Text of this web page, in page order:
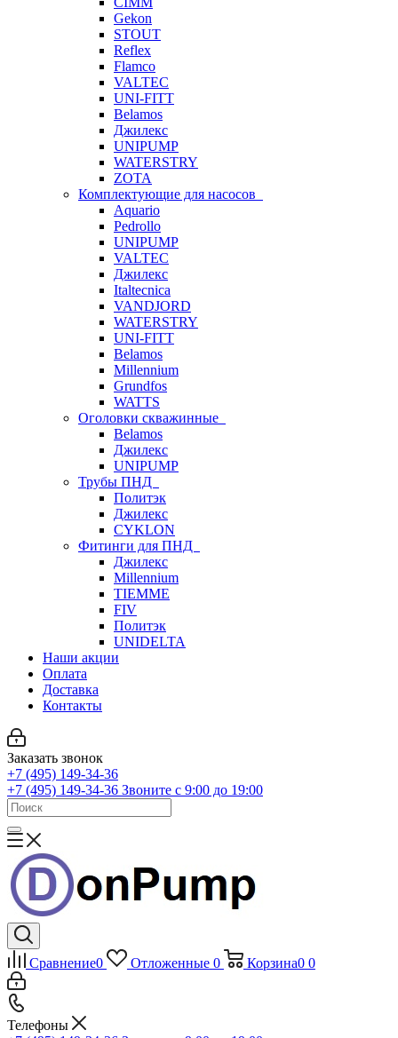
Gekon
STOUT
Reflex
Flamco
VALTEC
UNI-FITT
Belamos
Джилекс
UNIPUMP
WATERSTRY
ZOTA
Комплектующие для насосов
Aquario
Pedrollo
UNIPUMP
VALTEC
Джилекс
Italtecnica
VANDJORD
WATERSTRY
UNI-FITT
Belamos
Millennium
Grundfos
WATTS
Оголовки скважинные
Belamos
Джилекс
UNIPUMP
Трубы ПНД
Политэк
Джилекс
CYKLON
Фитинги для ПНД
Джилекс
Millennium
TIEMME
FIV
Политэк
UNIDELTA
Наши акции
Оплата
Доставка
Контакты
Заказать звонок
+7 (495) 149-34-36
+7 (495) 149-34-36 Звоните с 9:00 до 19:00
Сравнение0 Отложенные 0 Корзина0 0
Телефоны